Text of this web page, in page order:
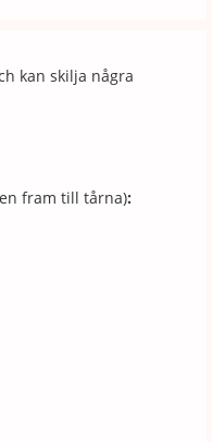
kan skilja några
fram till tårna):